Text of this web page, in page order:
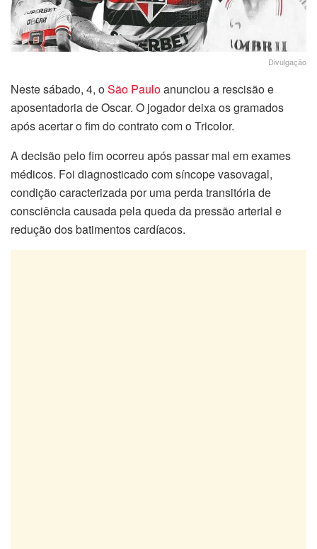
Divulgação
Neste sábado, 4, oSão Pauloanunciou a rescisão e
aposentadoria de Oscar. O jogador deixa os gramados
após acertar o fim do contrato com o Tricolor.
A decisão pelo fim ocorreu após passar mal em exames
médicos. Foi diagnosticado com síncope vasovagal,
condição caracterizada por uma perda transitória de
consciência causada pela queda da pressão arterial e
redução dos batimentos cardíacos.